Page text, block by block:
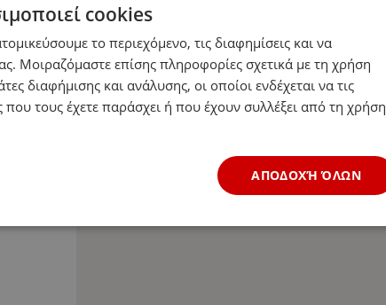
cookies
το περιεχόμενο, τις διαφημίσεις και να
Μοιραζόμαστε επίσης πληροφορίες σχετικά με τη χρήση
διαφήμισης και ανάλυσης, οι οποίοι ενδέχεται να τις
τους έχετε παράσχει ή που έχουν συλλέξει από τη χρήση
ΑΠΟΔΟΧΉ ΌΛΩΝ